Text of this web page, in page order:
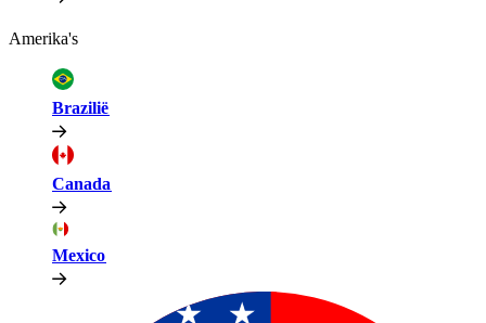
Amerika's​​
Brazilië​​
Canada​​
Mexico​​